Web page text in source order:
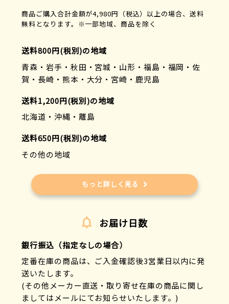
商品ご購入合計金額が4,980円（税込）以上の場合、送料
無料となります。※一部地域、商品を除く
送料800円(税別)の地域
青森・岩手・秋田・宮城・山形・福島・福岡・佐
賀・長崎・熊本・大分・宮崎・鹿児島
送料1,200円(税別)の地域
北海道・沖縄・離島
送料650円(税別)の地域
その他の地域
もっと詳しく見る
お届け日数
銀行振込（指定なしの場合）
定番在庫の商品は、ご入金確認後3営業日以内に発
送いたします。
(その他メーカー直送・取り寄せ在庫の商品に関し
ましてはメールにてお知らせいたします。)